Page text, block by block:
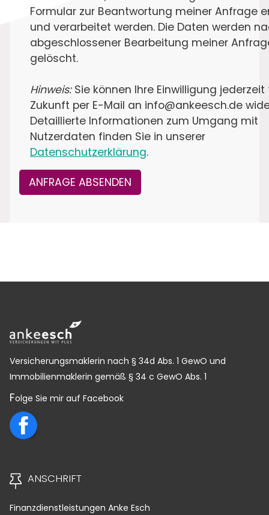
Formular zur Beantwortung meiner Anfrage
und verarbeitet werden. Die Daten werden
abgeschlossener Bearbeitung meiner
gelöscht.
Hinweis:Sie können Ihre Einwilligung jederzeit
Zukunft per E-Mail an info@ankeesch.de
Detaillierte Informationen zum Umgang mit
Nutzerdaten finden Sie in unserer
Datenschutzerklärung.
ANFRAGE ABSENDEN
Versicherungsmaklerin nach § 34d Abs. 1 GewO und
Immobilienmaklerin gemäß § 34 c GewO Abs. 1
Folge Sie mir auf Facebook
ANSCHRIFT
Finanzdienstleistungen Anke Esch